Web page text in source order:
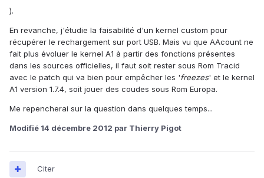
).
En revanche, j'étudie la faisabilité d'un kernel custom pour
récupérer le rechargement sur port USB. Mais vu que AAcount ne
fait plus évoluer le kernel A1 à partir des fonctions présentes
dans les sources officielles, il faut soit rester sous Rom Tracid
avec le patch qui va bien pour empêcher les 'freezes' et le kernel
A1 version 1.7.4, soit jouer des coudes sous Rom Europa.
Me repencherai sur la question dans quelques temps...
Modifié 14 décembre 2012 par Thierry Pigot
Citer